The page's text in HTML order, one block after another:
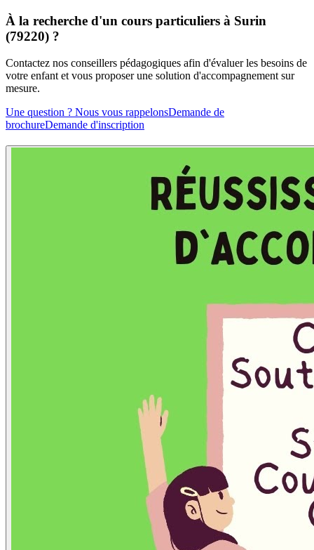
À la recherche d'un cours particuliers à Surin
(79220) ?
Contactez nos conseillers pédagogiques afin d'évaluer les besoins de
votre enfant et vous proposer une solution d'accompagnement sur
mesure.
Une question ? Nous vous rappelonsDemande de
brochureDemande d'inscription